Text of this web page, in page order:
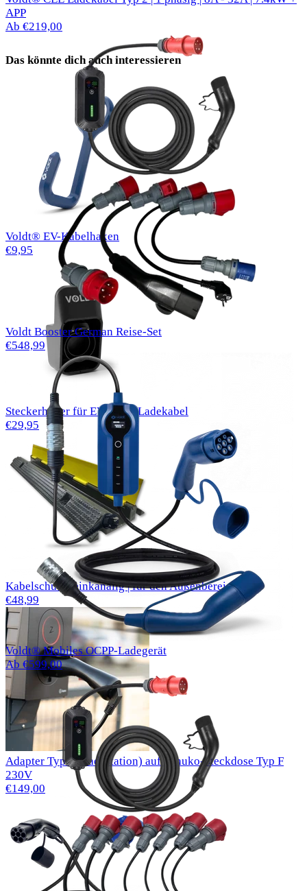
Das könnte dich auch interessieren
Voldt® EV-Kabelhaken
€9,95
Steckerhalter für EV Typ 2 Ladekabel
€29,95
Kabelschutz | einkanalig | für den Außenbereich
€48,99
Adapter Typ 2 (Ladestation) auf Schuko-Steckdose Typ F
230V
€149,00
APP
Ab €219,00
Voldt Booster German Reise-Set
€548,99
Voldt® Mobiles OCPP-Ladegerät
Ab €599,00